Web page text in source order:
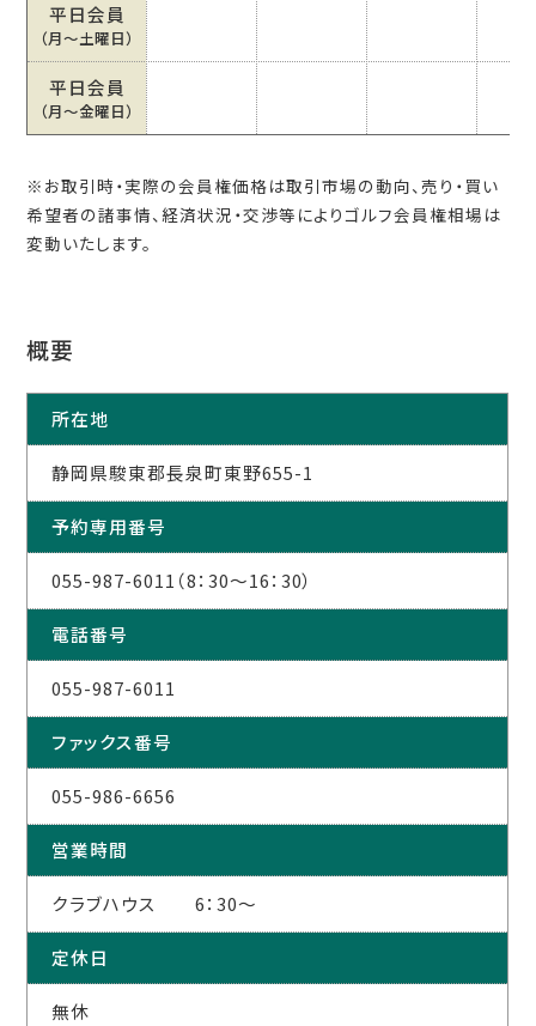
平日会員
（月〜土曜日）
平日会員
（月〜金曜日）
※お取引時・実際の会員権価格は取引市場の動向、売り・買い
希望者の諸事情、経済状況・交渉等によりゴルフ会員権相場は
変動いたします。
概要
所在地
静岡県駿東郡長泉町東野655-1
予約専用番号
055-987-6011（8：30～16：30）
電話番号
055-987-6011
ファックス番号
055-986-6656
営業時間
クラブハウス 6：30～
定休日
無休